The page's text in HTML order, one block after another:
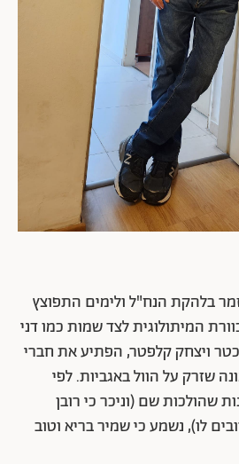
שפרץ כזמר בלהקת הנח"ל ולימים התפוצץ
המיתולוגית לצד שמות כמו דני
רכטר ויצחק קלפטר, הפתיע את חברי
שזרק על הוול באגביות. לפי
שהולכות שם (וניכר כי רובן
לו), נשמע כי שמיר בריא וטוב